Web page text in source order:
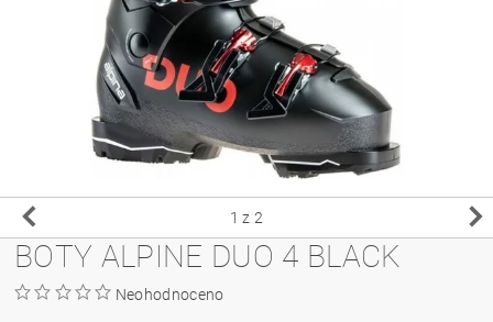
1 z 2
BOTY ALPINE DUO 4 BLACK
Neohodnoceno